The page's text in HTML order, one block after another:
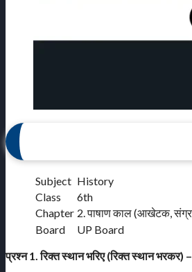
Subject History
Class
6th
Chapter 2. पाषाण काल (आखेटक,
Board
UP Board
प्रश्न 1. रिक्त स्थान भरिए (रिक्त स्थान भरकर) –